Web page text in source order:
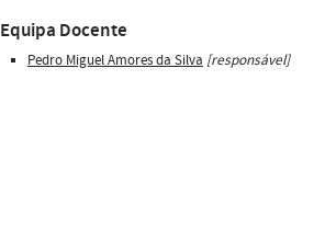
Equipa Docente
Pedro Miguel Amores da Silva [responsável]